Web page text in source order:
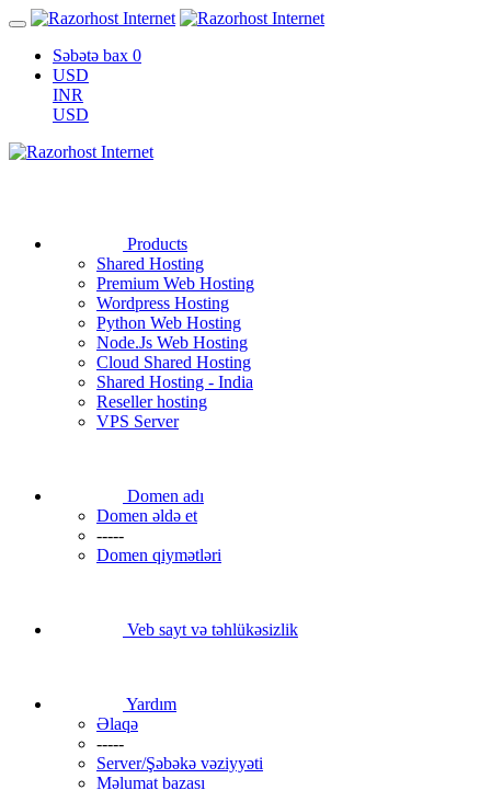
Səbətə bax 0
USD
INR
USD
Products
Shared Hosting
Premium Web Hosting
Wordpress Hosting
Python Web Hosting
Node.Js Web Hosting
Cloud Shared Hosting
Shared Hosting - India
Reseller hosting
VPS Server
Domen adı
Domen əldə et
-----
Domen qiymətləri
Veb sayt və təhlükəsizlik
Yardım
Əlaqə
-----
Server/Şəbəkə vəziyyəti
Məlumat bazası